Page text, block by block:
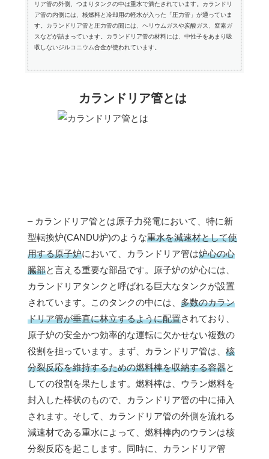
リア管の外側、つまりタンクの中は重水で満たされています。カランドリ
ア管の内側には、核燃料と冷却用の軽水が入った「圧力管」が通っていま
す。カランドリア管と圧力管の間には、ヘリウムガスや炭酸ガス、窒素ガ
スなどが詰まっています。カランドリア管の材料には、中性子をあまり吸
収しないジルコニウム合金が使われています。
カランドリア管とは
– カランドリア管とは原子力発電において、特に新
型転換炉(CANDU炉)のような重水を減速材として使
用する原子炉において、カランドリア管は炉心の心
臓部と言える重要な部品です。原子炉の炉心には、
カランドリアタンクと呼ばれる巨大なタンクが設置
されています。このタンクの中には、 多数のカラン
ドリア管が垂直に林立するように配置されており、
原子炉の安全かつ効率的な運転に欠かせない複数の
役割を担っています。まず、カランドリア管は、 核
分裂反応を維持するための燃料棒を収納する容器と
しての役割を果たします。燃料棒は、ウラン燃料を
封入した棒状のもので、カランドリア管の中に挿入
されます。そして、カランドリア管の外側を流れる
減速材である重水によって、燃料棒内のウランは核
分裂反応を起こします。同時に、カランドリア管